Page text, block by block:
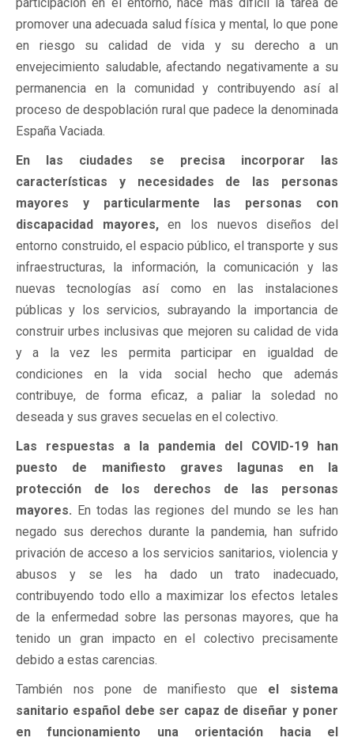
promover una adecuada salud física y mental, lo que pone
en riesgo su calidad de vida y su derecho a un
envejecimiento saludable, afectando negativamente a su
permanencia en la comunidad y contribuyendo así al
proceso de despoblación rural que padece la denominada
España Vaciada.
En las ciudades se precisa incorporar las
características y necesidades de las personas
mayores y particularmente las personas con
discapacidad mayores,en los nuevos diseños del
entorno construido, el espacio público, el transporte y sus
infraestructuras, la información, la comunicación y las
nuevas tecnologías así como en las instalaciones
públicas y los servicios, subrayando la importancia de
construir urbes inclusivas que mejoren su calidad de vida
y a la vez les permita participar en igualdad de
condiciones en la vida social hecho que además
contribuye, de forma eficaz, a paliar la soledad no
deseada y sus graves secuelas en el colectivo.
Las respuestas a la pandemia del COVID-19 han
puesto de manifiesto graves lagunas en la
protección de los derechos de las personas
mayores. En todas las regiones del mundo se les han
negado sus derechos durante la pandemia, han sufrido
privación de acceso a los servicios sanitarios, violencia y
abusos y se les ha dado un trato inadecuado,
contribuyendo todo ello a maximizar los efectos letales
de la enfermedad sobre las personas mayores, que ha
tenido un gran impacto en el colectivo precisamente
debido a estas carencias.
También nos pone de manifiesto que el sistema
sanitario español debe ser capaz de diseñar y poner
en funcionamiento una orientación hacia el